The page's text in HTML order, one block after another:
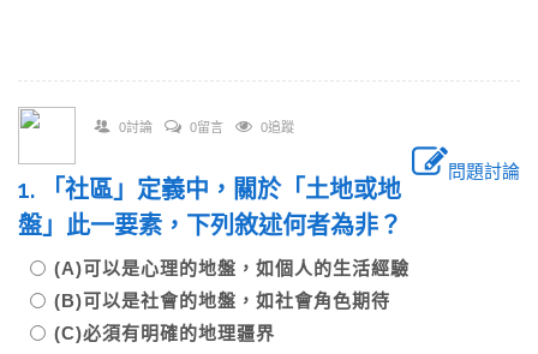
0討論 0留言 0追蹤
問題討論
1. 「社區」定義中，關於「土地或地
盤」此一要素，下列敘述何者為非？
(A)可以是心理的地盤，如個人的生活經驗
(B)可以是社會的地盤，如社會角色期待
(C)必須有明確的地理疆界